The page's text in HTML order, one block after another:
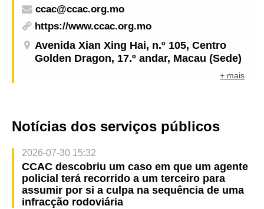
ccac@ccac.org.mo
https://www.ccac.org.mo
Avenida Xian Xing Hai, n.º 105, Centro
Golden Dragon, 17.º andar, Macau (Sede)
+ mais
Notícias dos serviços públicos
2026-07-30 15:32
CCAC descobriu um caso em que um agente
policial terá recorrido a um terceiro para
assumir por si a culpa na sequência de uma
infracção rodoviária